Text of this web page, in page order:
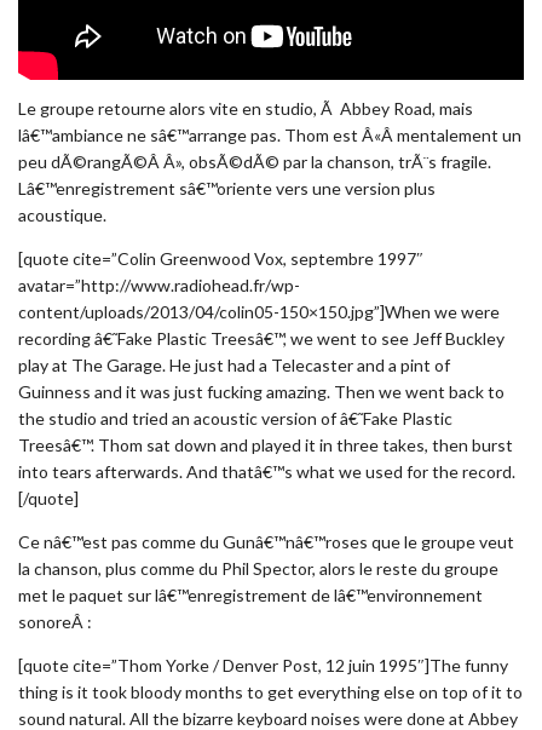
Le groupe retourne alors vite en studio, Ã Abbey Road, mais
lâ€™ambiance ne sâ€™arrange pas. Thom est Â«Â mentalement un
peu dÃ©rangÃ©Â Â», obsÃ©dÃ© par la chanson, trÃ¨s fragile.
Lâ€™enregistrement sâ€™oriente vers une version plus
acoustique.
[quote cite=”Colin Greenwood Vox, septembre 1997″
avatar=”http://www.radiohead.fr/wp-
content/uploads/2013/04/colin05-150×150.jpg”]When we were
recording â€˜Fake Plastic Treesâ€™, we went to see Jeff Buckley
play at The Garage. He just had a Telecaster and a pint of
Guinness and it was just fucking amazing. Then we went back to
the studio and tried an acoustic version of â€˜Fake Plastic
Treesâ€™. Thom sat down and played it in three takes, then burst
into tears afterwards. And thatâ€™s what we used for the record.
[/quote]
Ce nâ€™est pas comme du Gunâ€™nâ€™roses que le groupe veut
la chanson, plus comme du Phil Spector, alors le reste du groupe
met le paquet sur lâ€™enregistrement de lâ€™environnement
sonoreÂ :
[quote cite=”Thom Yorke / Denver Post, 12 juin 1995″]The funny
thing is it took bloody months to get everything else on top of it to
sound natural. All the bizarre keyboard noises were done at Abbey